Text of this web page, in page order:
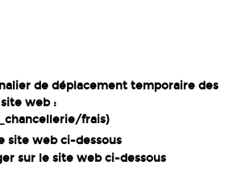
de déplacement temporaire des
web :
frais)
site web ci-dessous
sur le site web ci-dessous